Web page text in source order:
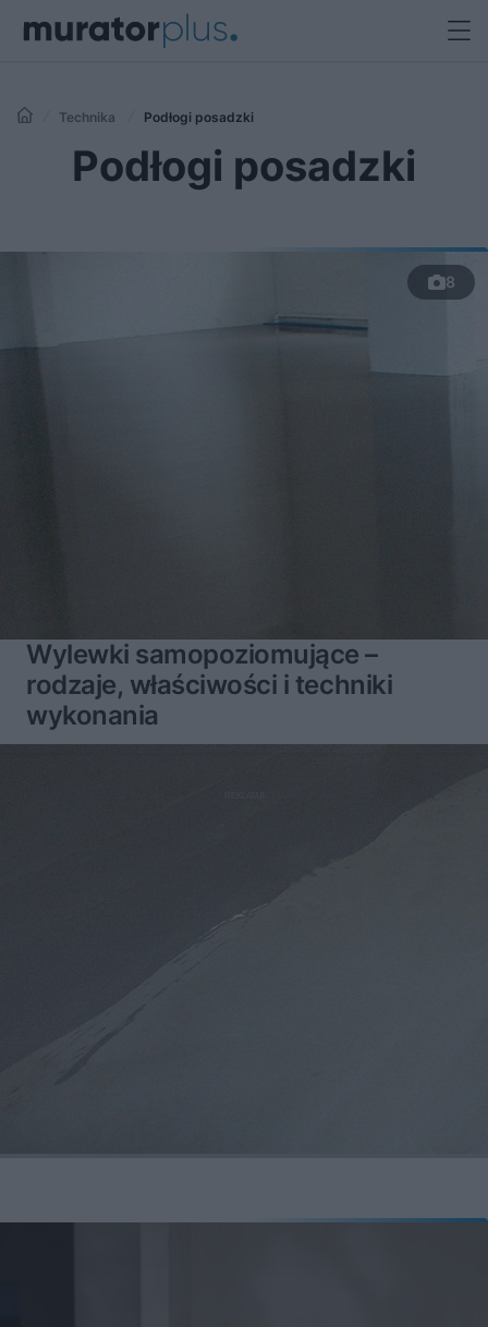
Technika Podłogi posadzki
Podłogi posadzki
8
Wylewki samopoziomujące –
rodzaje, właściwości i techniki
wykonania